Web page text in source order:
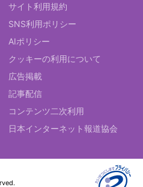
サイト利用規約
SNS利用ポリシー
AIポリシー
クッキーの利用について
広告掲載
記事配信
コンテンツ二次利用
日本インターネット報道協会